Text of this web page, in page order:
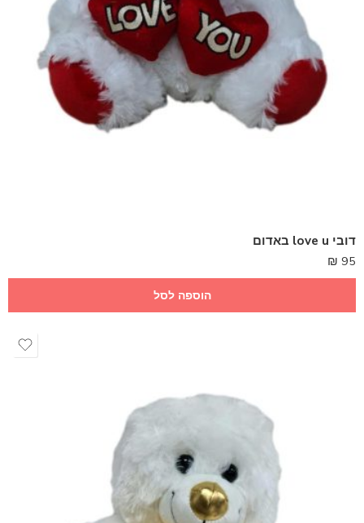
דובי love u באדום
95
₪
הוספה לסל